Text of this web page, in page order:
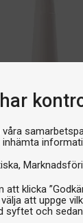
att klicka
att uppge
syftet och sedan